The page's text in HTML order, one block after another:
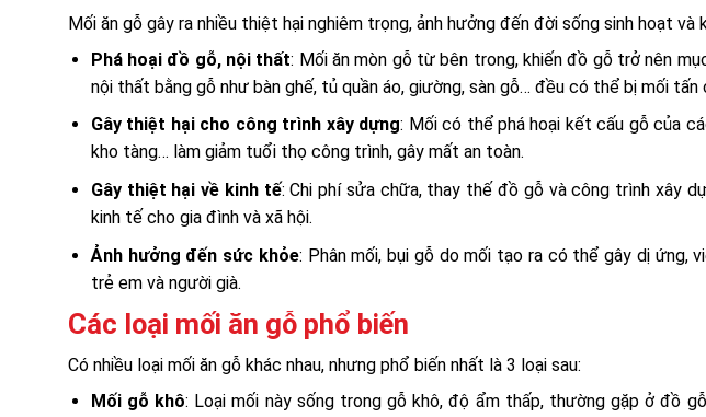
Mối ăn gỗ gây ra nhiều thiệt hại nghiêm trọng, ảnh hưởng đến đời sống sinh hoạt và
Phá hoại đồ gỗ, nội thất: Mối ăn mòn gỗ từ bên trong, khiến đồ gỗ trở nên
nội thất bằng gỗ như bàn ghế, tủ quần áo, giường, sàn gỗ… đều có thể bị mối tấn
Gây thiệt hại cho công trình xây dựng: Mối có thể phá hoại kết cấu gỗ của
kho tàng… làm giảm tuổi thọ công trình, gây mất an toàn.
Gây thiệt hại về kinh tế: Chi phí sửa chữa, thay thế đồ gỗ và công trình xây
kinh tế cho gia đình và xã hội.
Ảnh hưởng đến sức khỏe: Phân mối, bụi gỗ do mối tạo ra có thể gây dị ứng,
trẻ em và người già.
Các loại mối ăn gỗ phổ biến
Có nhiều loại mối ăn gỗ khác nhau, nhưng phổ biến nhất là 3 loại sau:
Mối gỗ khô: Loại mối này sống trong gỗ khô, độ ẩm thấp, thường gặp ở đồ